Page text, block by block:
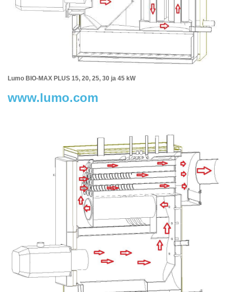
Lumo BIO-MAX PLUS 15, 20, 25, 30 ja 45 kW
www.lumo.com